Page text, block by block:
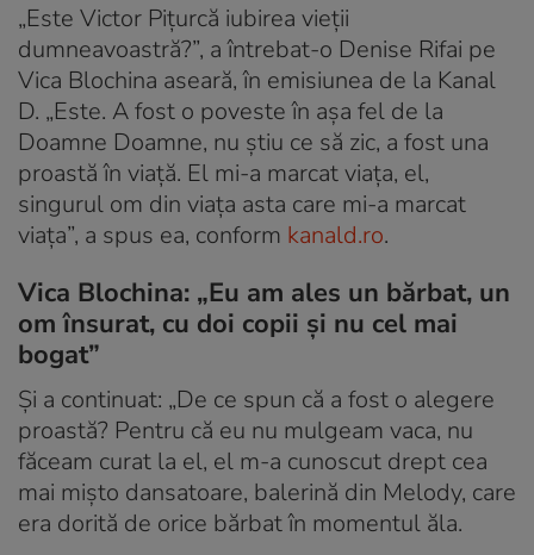
„Este Victor Pițurcă iubirea vieții
dumneavoastră?”, a întrebat-o Denise Rifai pe
Vica Blochina aseară, în emisiunea de la Kanal
D. „Este. A fost o poveste în așa fel de la
Doamne Doamne, nu știu ce să zic, a fost una
proastă în viață. El mi-a marcat viața, el,
singurul om din viața asta care mi-a marcat
viața”, a spus ea, conform kanald.ro.
Vica Blochina: „Eu am ales un bărbat, un
om însurat, cu doi copii și nu cel mai
bogat”
Și a continuat: „De ce spun că a fost o alegere
proastă? Pentru că eu nu mulgeam vaca, nu
făceam curat la el, el m-a cunoscut drept cea
mai mișto dansatoare, balerină din Melody, care
era dorită de orice bărbat în momentul ăla.